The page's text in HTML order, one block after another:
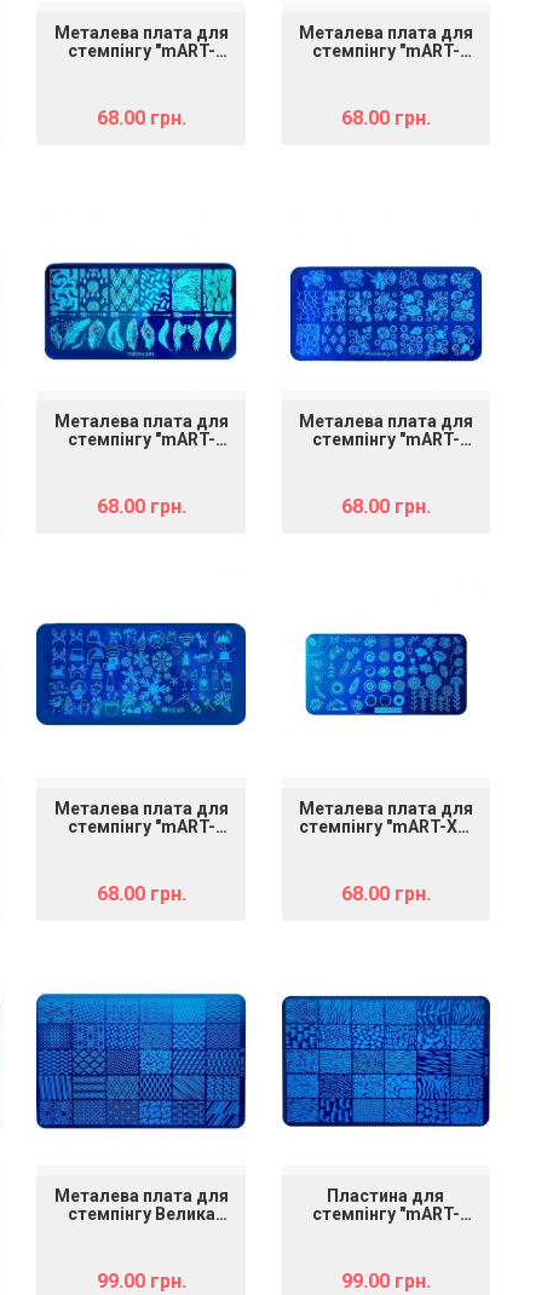
Металева плата для
стемпінгу "mART-
68.00 грн.
Металева плата для
стемпінгу "mART-
68.00 грн.
Металева плата для
стемпінгу "mART-
68.00 грн.
Металева плата для
стемпінгу "mART-
68.00 грн.
Металева плата для
стемпінгу "mART-
68.00 грн.
Металева плата для
стемпінгу "mART-XY-
68.00 грн.
Металева плата для
стемпінгу Велика
99.00 грн.
Пластина для
стемпінгу "mART-
99.00 грн.